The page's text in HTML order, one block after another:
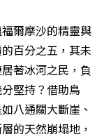
爾摩沙的精靈與
百分之五，其未
著冰河之民，負
堅持？借助鳥
八通關大斷崖、
的天然崩塌地，